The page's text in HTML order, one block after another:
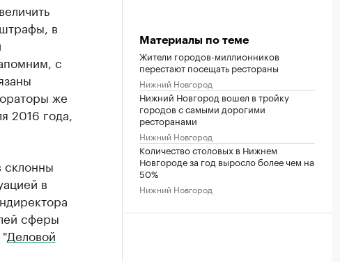
в
с
же
2016 года,
склонны
в
сферы
Деловой
Материалы по теме
Жители городов-миллионников
перестают посещать рестораны
Нижний Новгород
Нижний Новгород вошел в тройку
городов с самыми дорогими
ресторанами
Нижний Новгород
Количество столовых в Нижнем
Новгороде за год выросло более чем на
50%
Нижний Новгород